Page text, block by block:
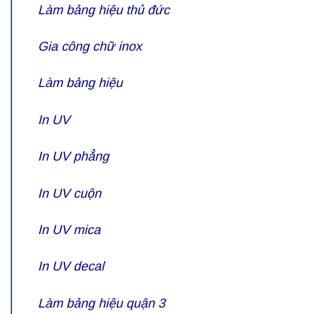
Làm bảng hiệu thủ đức
Gia công chữ inox
Làm bảng hiệu
In UV
In UV phẳng
In UV cuộn
In UV mica
In UV decal
Làm bảng hiệu quận 3